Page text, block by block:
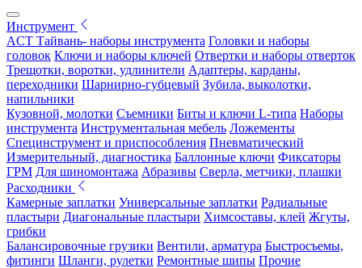
Инструмент
ACT Тайвань- наборы инструмента Головки и наборы
головок Ключи и наборы ключей Отвертки и наборы отверток
Трещотки, воротки, удлинители Адаптеры, карданы,
переходники Шарнирно-губцевый Зубила, выколотки,
напильники
Кузовной, молотки Съемники Биты и ключи L-типа Наборы
инструмента Инструментальная мебель Ложементы
Специнструмент и приспособления Пневматический
Измерительный, диагностика Баллонные ключи Фиксаторы
ГРМ Для шиномонтажа Абразивы Сверла, метчики, плашки
Расходники
Камерные заплатки Универсальные заплатки Радиальные
пластыри Диагональные пластыри Химсоставы, клей Жгуты,
грибки
Балансировочные грузики Вентили, арматура Быстросъемы,
фитинги Шланги, рулетки Ремонтные шипы Прочие